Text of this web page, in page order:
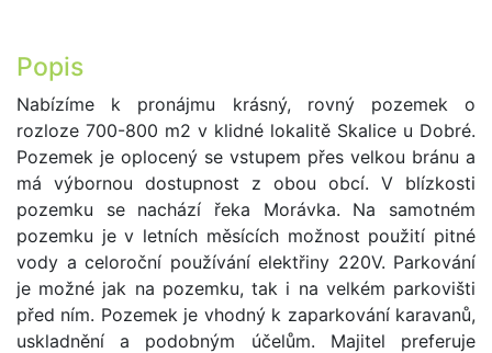
Popis
Nabízíme k pronájmu krásný, rovný pozemek o
rozloze 700-800 m2 v klidné lokalitě Skalice u Dobré.
Pozemek je oplocený se vstupem přes velkou bránu a
má výbornou dostupnost z obou obcí. V blízkosti
pozemku se nachází řeka Morávka. Na samotném
pozemku je v letních měsících možnost použití pitné
vody a celoroční používání elektřiny 220V. Parkování
je možné jak na pozemku, tak i na velkém parkovišti
před ním. Pozemek je vhodný k zaparkování karavanů,
uskladnění a podobným účelům. Majitel preferuje